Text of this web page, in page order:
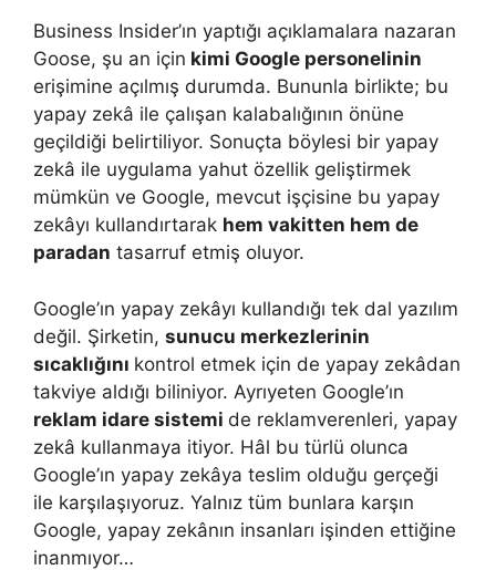
Business Insider’ın yaptığı açıklamalara nazaran
Goose, şu an için kimi Google personelinin
erişimine açılmış durumda. Bununla birlikte; bu
yapay zekâ ile çalışan kalabalığının önüne
geçildiği belirtiliyor. Sonuçta böylesi bir yapay
zekâ ile uygulama yahut özellik geliştirmek
mümkün ve Google, mevcut işçisine bu yapay
zekâyı kullandırtarak hem vakitten hem de
paradan tasarruf etmiş oluyor.
Google’ın yapay zekâyı kullandığı tek dal yazılım
değil. Şirketin, sunucu merkezlerinin
sıcaklığını kontrol etmek için de yapay zekâdan
takviye aldığı biliniyor. Ayrıyeten Google’ın
reklam idare sistemi de reklamverenleri, yapay
zekâ kullanmaya itiyor. Hâl bu türlü olunca
Google’ın yapay zekâya teslim olduğu gerçeği
ile karşılaşıyoruz. Yalnız tüm bunlara karşın
Google, yapay zekânın insanları işinden ettiğine
inanmıyor…